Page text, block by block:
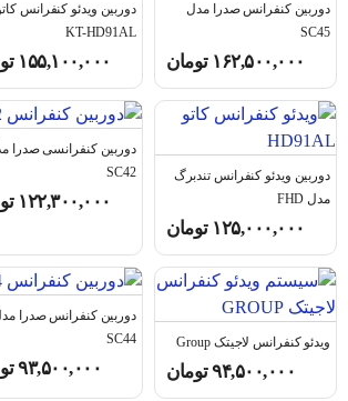
دوربین کنفرانس صدرا مدل
SC45
۱۶۲,۵۰۰,۰۰۰ تومان
دوربین ویدئو کنفرانس
KT-HD91AL
۱۵۵,۱۰۰,۰۰۰
دوربین ویدئو کنفرانس تندبرگ
مدل FHD
۱۲۵,۰۰۰,۰۰۰ تومان
دوربین کنفرانسی صدرا
SC42
۱۲۲,۳۰۰,۰۰۰
ویدئو کنفرانس لاجیتک Group
۹۴,۵۰۰,۰۰۰تومان
دوربین کنفرانس صدرا
SC44
۹۳,۵۰۰,۰۰۰